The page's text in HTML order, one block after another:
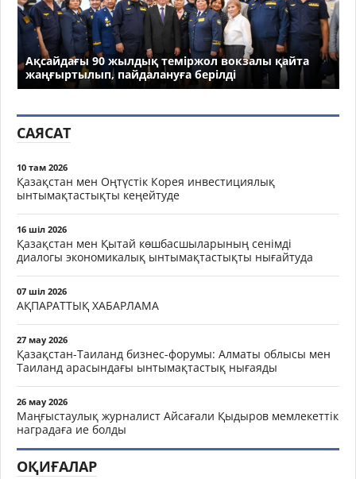
Ақсайдағы 90 жылдық теміржол вокзалы қайта
жаңғыртылып, пайдалануға берілді
САЯСАТ
10 там 2026
Қазақстан мен Оңтүстік Корея инвестициялық
ынтымақтастықты кеңейтуде
16 шіл 2026
Қазақстан мен Қытай көшбасшыларының сенімді
диалогы экономикалық ынтымақтастықты нығайтуда
07 шіл 2026
АҚПАРАТТЫҚ ХАБАРЛАМА
27 мау 2026
Қазақстан-Таиланд бизнес-форумы: Алматы облысы мен
Таиланд арасындағы ынтымақтастық нығаяды
26 мау 2026
Маңғыстаулық журналист Айсағали Қыдыров мемлекеттік
наградаға ие болды
ОҚИҒАЛАР